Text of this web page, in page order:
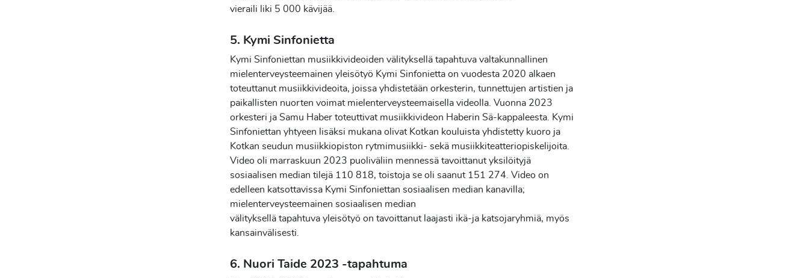
vieraili liki 5 000 kävijää.
5. Kymi Sinfonietta
Kymi Sinfoniettan musiikkivideoiden välityksellä tapahtuva valtakunnallinen
mielenterveysteemainen yleisötyö Kymi Sinfonietta on vuodesta 2020 alkaen
toteuttanut musiikkivideoita, joissa yhdistetään orkesterin, tunnettujen artistien ja
paikallisten nuorten voimat mielenterveysteemaisella videolla. Vuonna 2023
orkesteri ja Samu Haber toteuttivat musiikkivideon Haberin Sä-kappaleesta. Kymi
Sinfoniettan yhtyeen lisäksi mukana olivat Kotkan kouluista yhdistetty kuoro ja
Kotkan seudun musiikkiopiston rytmimusiikki- sekä musiikkiteatteriopiskelijoita.
Video oli marraskuun 2023 puoliväliin mennessä tavoittanut yksilöityjä
sosiaalisen median tilejä 110 818, toistoja se oli saanut 151 274. Video on
edelleen katsottavissa Kymi Sinfoniettan sosiaalisen median kanavilla;
mielenterveysteemainen sosiaalisen median
välityksellä tapahtuva yleisötyö on tavoittanut laajasti ikä-ja katsojaryhmiä, myös
kansainvälisesti.
6. Nuori Taide 2023 -tapahtuma